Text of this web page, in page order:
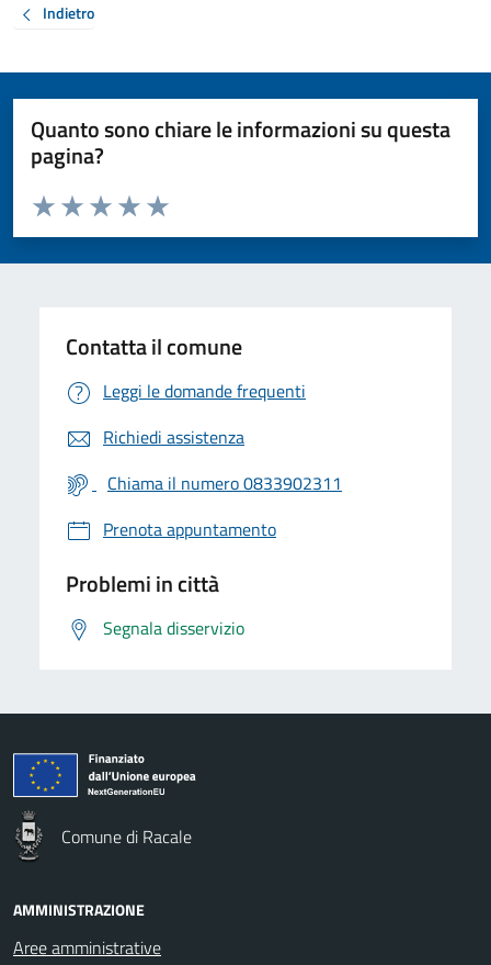
Indietro
Quanto sono chiare le informazioni su questa
pagina?
Valuta da 1 a 5 stelle la pagina
Valuta 5 stelle su 5
Valuta 4 stelle su 5
Valuta 3 stelle su 5
Valuta 2 stelle su 5
Valuta 1 stelle su 5
Contatta il comune
Leggi le domande frequenti
Richiedi assistenza
Chiama il numero 0833902311
Prenota appuntamento
Problemi in città
Segnala disservizio
Comune di Racale
AMMINISTRAZIONE
Aree amministrative